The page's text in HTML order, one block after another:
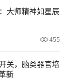
大师精神如星辰
455
关，脑类器官培
新